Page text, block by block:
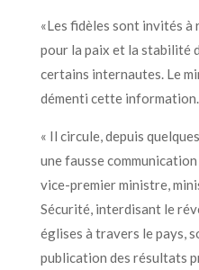
«Les fidèles sont invités à
pour la paix et la stabilité
certains internautes. Le
démenti cette information.
« Il circule, depuis
une fausse
vice-premier ministre,
Sécurité, interdisant le
églises à travers le pays,
publication des résultats